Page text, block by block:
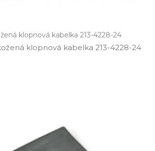
klopnová kabelka 213-4228-24
klopnová kabelka 213­-4228­-24